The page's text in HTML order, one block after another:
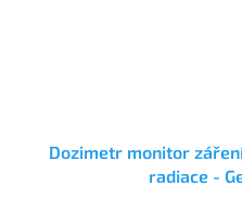
Dozimetr monitor
radiace -